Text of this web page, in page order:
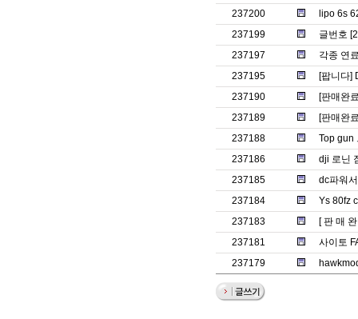
237200
lipo 6s
237199
글번호
237197
각종 연
237195
[팝니다]
237190
[판매완
237189
[판매완
237188
Top gun
237186
dji 로닌
237185
dc파워
237184
Ys 80fz
237183
[ 판 매
237181
사이토
237179